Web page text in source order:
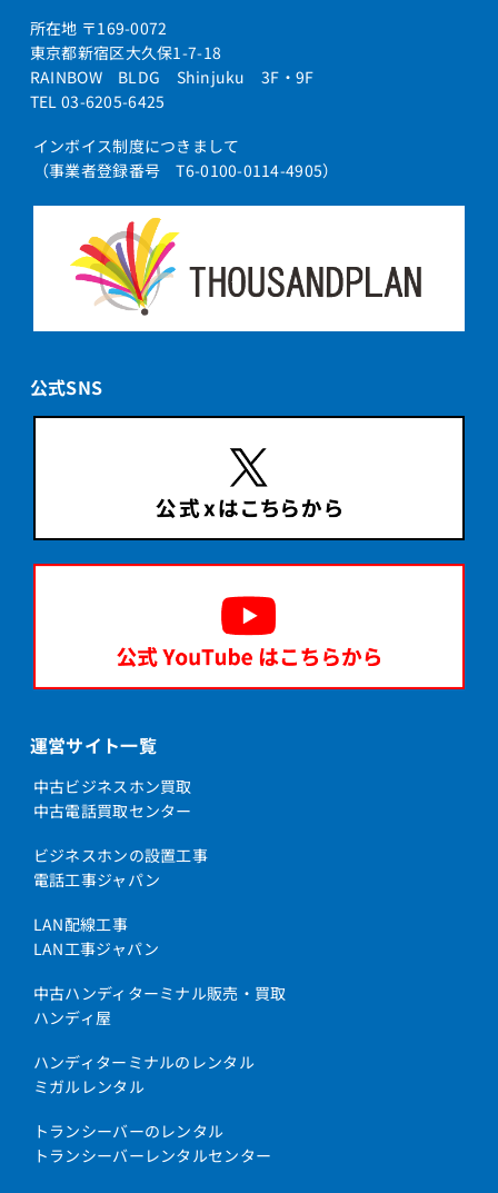
所在地 〒169-0072
東京都新宿区大久保1-7-18
RAINBOW BLDG Shinjuku 3F・9F
TEL 03-6205-6425
インボイス制度につきまして
（事業者登録番号 T6-0100-0114-4905）
公式SNS
運営サイト一覧
中古ビジネスホン買取
中古電話買取センター
ビジネスホンの設置工事
電話工事ジャパン
LAN配線工事
LAN工事ジャパン
中古ハンディターミナル販売・買取
ハンディ屋
ハンディターミナルのレンタル
ミガルレンタル
トランシーバーのレンタル
トランシーバーレンタルセンター